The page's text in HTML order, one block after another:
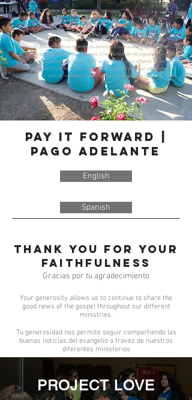
income family, toy drives for kids, food drives, and more. TNV is committed to
spreading God's love through Project Love. See how you can give to help make
a difference in our communities.
El Proyecto Amor fue creado no solo para ayudar, sino para llevar vidas a una
relación con Jesús. Nuestros miembros asombrosos en nuestra Iglesia retribuyen
a las familias sin hogar, de bajos ingresos, a las campañas de juguetes para niños,
a las campañas de comida y más. TNV se compromete a difundir el amor de
Dios a través del Proyecto Amor. Vea cómo puede contribuir para ayudar a
marcar la diferencia en nuestras comunidades.
Pay It Forward |
pago adelante
English
Spanish
Thank You for Your
Faithfulness
Gracias por tu agradecimiento
Your generosity allows us to continue to share the
good news of the gospel throughout our different
ministries.
Tu generosidad nos permite seguir compartiendo las
buenas noticias del evangelio a travez de nuestros
diferentes ministerios
PROJECT LOVE